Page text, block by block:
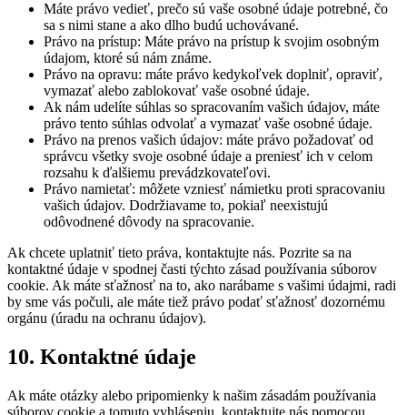
Máte právo vedieť, prečo sú vaše osobné údaje potrebné, čo
sa s nimi stane a ako dlho budú uchovávané.
Právo na prístup: Máte právo na prístup k svojim osobným
údajom, ktoré sú nám známe.
Právo na opravu: máte právo kedykoľvek doplniť, opraviť,
vymazať alebo zablokovať vaše osobné údaje.
Ak nám udelíte súhlas so spracovaním vašich údajov, máte
právo tento súhlas odvolať a vymazať vaše osobné údaje.
Právo na prenos vašich údajov: máte právo požadovať od
správcu všetky svoje osobné údaje a preniesť ich v celom
rozsahu k ďalšiemu prevádzkovateľovi.
Právo namietať: môžete vzniesť námietku proti spracovaniu
vašich údajov. Dodržiavame to, pokiaľ neexistujú
odôvodnené dôvody na spracovanie.
Ak chcete uplatniť tieto práva, kontaktujte nás. Pozrite sa na
kontaktné údaje v spodnej časti týchto zásad používania súborov
cookie. Ak máte sťažnosť na to, ako narábame s vašimi údajmi, radi
by sme vás počuli, ale máte tiež právo podať sťažnosť dozornému
orgánu (úradu na ochranu údajov).
10. Kontaktné údaje
Ak máte otázky alebo pripomienky k našim zásadám používania
súborov cookie a tomuto vyhláseniu, kontaktujte nás pomocou